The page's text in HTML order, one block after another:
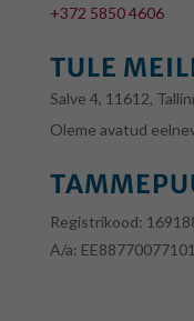
+372 5850 4606
TULE
Salve 4, 11612,
Oleme avatud
Registrikood:
A/a: